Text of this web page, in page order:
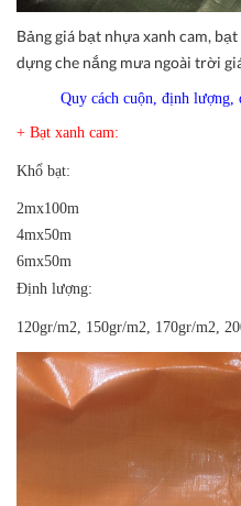
Bảng giá bạt nhựa xanh cam,
dựng che nắng mưa ngoài trời
Quy cách cuộn, định lượng,
+ Bạt xanh cam:
Khổ bạt:
2mx100m
4mx50m
6mx50m
Định lượng:
120gr/m2, 150gr/m2, 170gr/m2,